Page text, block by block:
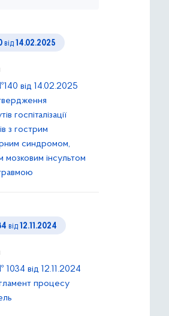
від 14.02.2025
від 14.02.2025
госпіталізації
з гострим
синдромом,
мозковим інсультом
від 12.11.2024
1034 від 12.11.2024
процесу